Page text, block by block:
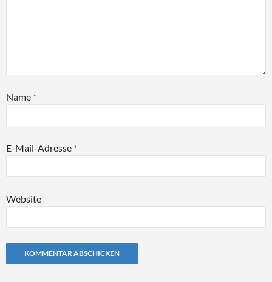
Name *
E-Mail-Adresse *
Website